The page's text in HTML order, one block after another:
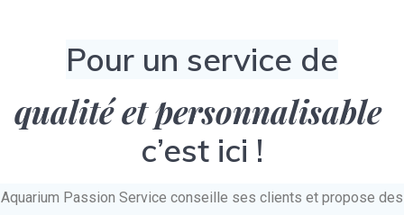
Pour un service de
qualité et personnalisable
c’est ici !
Aquarium Passion Service conseille ses clients et propose des